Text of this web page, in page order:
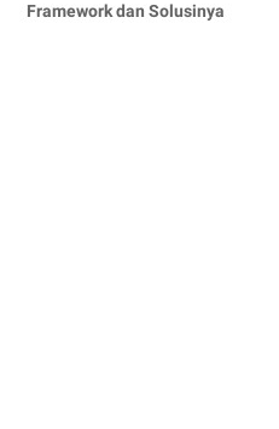
Framework dan Solusinya